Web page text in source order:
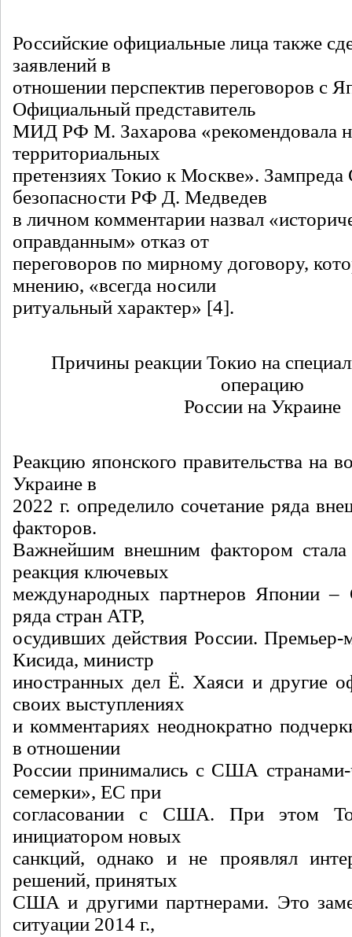
Российские официальные лица также
заявлений в
отношении перспектив переговоров с
Официальный представитель
МИД РФ М. Захарова «рекомендовала
территориальных
претензиях Токио к Москве». Зампреда
безопасности РФ Д. Медведев
в личном комментарии назвал
оправданным» отказ от
переговоров по мирному договору,
мнению, «всегда носили
ритуальный характер» [4].
Причины реакции Токио на
операцию
России на Украине
Реакцию японского правительства на
Украине в
2022 г. определило сочетание ряда
факторов.
Важнейшим внешним фактором стала
реакция ключевых
международных партнеров Японии
ряда стран АТР,
осудивших действия России.
Кисида, министр
иностранных дел Ё. Хаяси и другие
своих выступлениях
и комментариях неоднократно
в отношении
России принимались с США
семерки», ЕС при
согласовании с США. При этом
инициатором новых
санкций, однако и не проявлял
решений, принятых
США и другими партнерами. Это
ситуации 2014 г.,